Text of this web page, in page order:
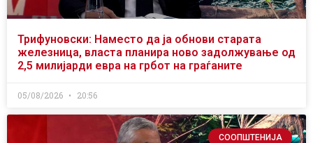
Трифуновски: Наместо да ја обнови старата
железница, власта планира ново задолжување од
2,5 милијарди евра на грбот на граѓаните
05/08/2026 20:56
СООПШТЕНИЈА